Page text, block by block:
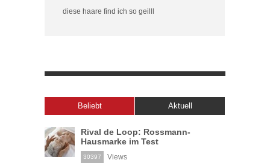
diese haare find ich so geilll
Beliebt Aktuell
Rival de Loop: Rossmann-
Hausmarke im Test
30397 Views